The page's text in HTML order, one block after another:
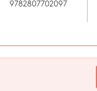
9782807702097